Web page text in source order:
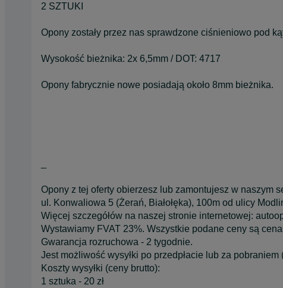
2 SZTUKI
Opony zostały przez nas sprawdzone ciśnieniowo pod
Wysokość bieżnika: 2x 6,5mm / DOT: 4717
Opony fabrycznie nowe posiadają około 8mm bieżnika.
Opony z tej oferty obierzesz lub zamontujesz w naszym
ul. Konwaliowa 5 (Żerań, Białołęka), 100m od ulicy
Więcej szczegółów na naszej stronie internetowej:
Wystawiamy FVAT 23%. Wszystkie podane ceny są
Gwarancja rozruchowa - 2 tygodnie.
Jest możliwość wysyłki po przedpłacie lub za pobraniem
Koszty wysyłki (ceny brutto):
1 sztuka - 20 zł